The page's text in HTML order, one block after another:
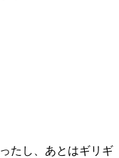
たし、あとはギリギ